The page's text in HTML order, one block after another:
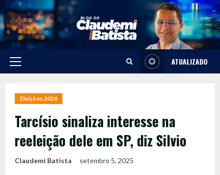
Skip
to
content
Primary
ATUALIZADO
Eleições 2026
Tarcísio sinaliza interesse na
reeleição dele em SP, diz Silvio
Claudemi Batista setembro 5, 2025